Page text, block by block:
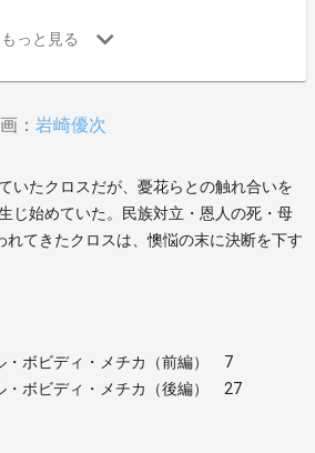
： 岩崎優次
いたクロスだが、憂花らとの触れ合いを
じ始めていた。民族対立・恩人の死・母
てきたクロスは、懊悩の末に決断を下す
ボビディ・メチカ（前編） 7
ボビディ・メチカ（後編） 27